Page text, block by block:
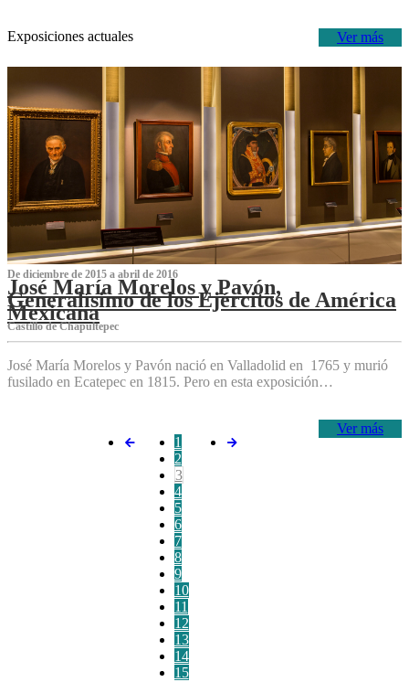
Ver más
Exposiciones actuales
De diciembre de 2015 a abril de 2016
José María Morelos y Pavón,
Generalísimo de los Ejércitos de América
Mexicana
C‌astillo de Chapultepec
José María Morelos y Pavón nació en Valladolid en 1765 y murió
fusilado en Ecatepec en 1815. Pero en esta exposición…
Ver más
1
2
3
4
5
6
7
8
9
10
11
12
13
14
15